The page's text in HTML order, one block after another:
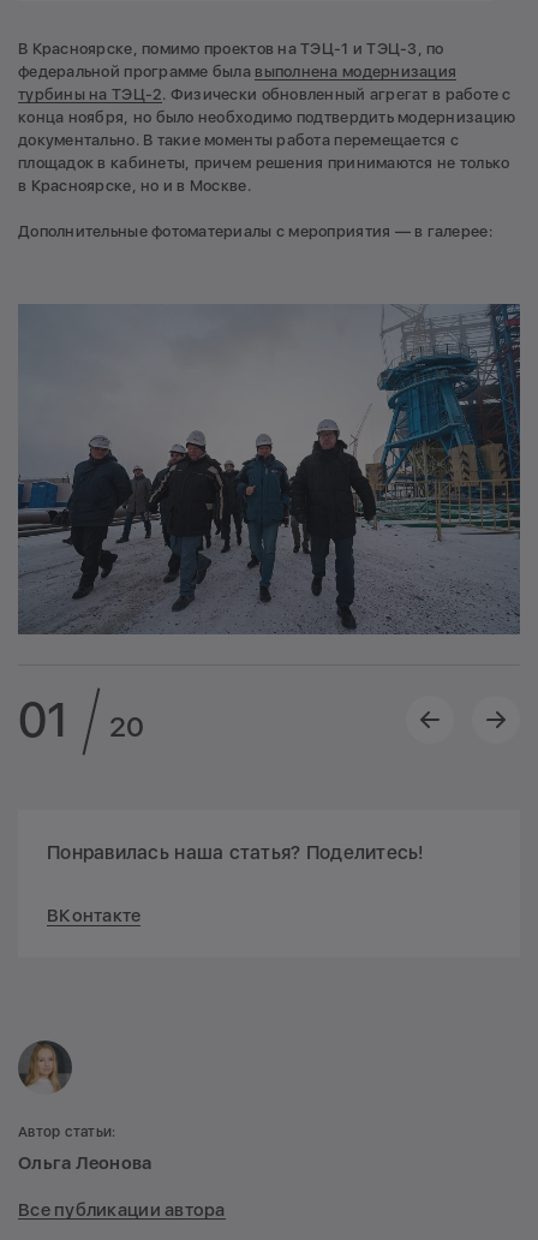
В Красноярске, помимо проектов на ТЭЦ-1 и ТЭЦ-3, по
федеральной программе была выполнена модернизация
турбины на ТЭЦ-2. Физически обновленный агрегат в работе c
конца ноября, но было необходимо подтвердить модернизацию
документально. В такие моменты работа перемещается с
площадок в кабинеты, причем решения принимаются не только
в Красноярске, но и в Москве.
Дополнительные фотоматериалы с мероприятия — в галерее:
01 20
Понравилась наша статья? Поделитесь!
ВКонтакте
Автор статьи:
Ольга Леонова
Все публикации автора